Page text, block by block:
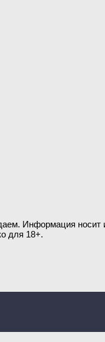
Информация
для 18+.